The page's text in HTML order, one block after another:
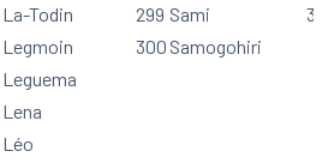
La-Todin
Legmoin
Leguema
Lena
Léo
299
300
Sami
Samogohiri